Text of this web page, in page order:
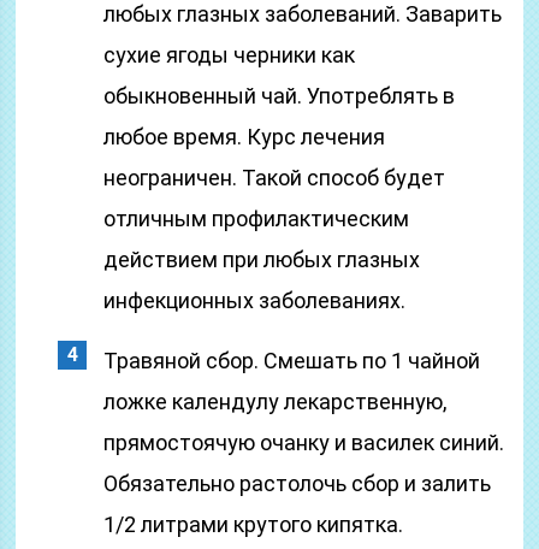
любых глазных заболеваний. Заварить
сухие ягоды черники как
обыкновенный чай. Употреблять в
любое время. Курс лечения
неограничен. Такой способ будет
отличным профилактическим
действием при любых глазных
инфекционных заболеваниях.
Травяной сбор. Смешать по 1 чайной
ложке календулу лекарственную,
прямостоячую очанку и василек синий.
Обязательно растолочь сбор и залить
1/2 литрами крутого кипятка.